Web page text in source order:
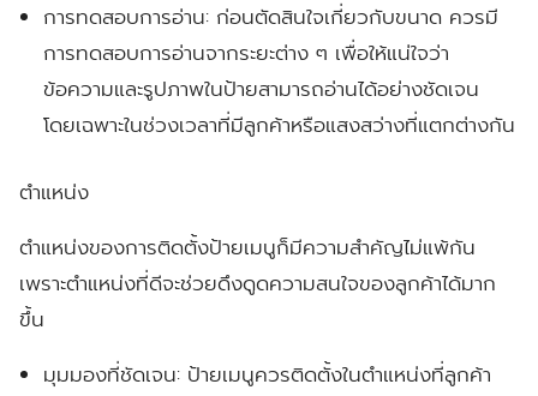
การทดสอบการอ่าน: ก่อนตัดสินใจเกี่ยวกับขนาด ควรมี
การทดสอบการอ่านจากระยะต่าง ๆ เพื่อให้แน่ใจว่า
ข้อความและรูปภาพในป้ายสามารถอ่านได้อย่างชัดเจน
โดยเฉพาะในช่วงเวลาที่มีลูกค้าหรือแสงสว่างที่แตกต่างกัน
ตำแหน่ง
ตำแหน่งของการติดตั้งป้ายเมนูก็มีความสำคัญไม่แพ้กัน
เพราะตำแหน่งที่ดีจะช่วยดึงดูดความสนใจของลูกค้าได้มาก
ขึ้น
มุมมองที่ชัดเจน: ป้ายเมนูควรติดตั้งในตำแหน่งที่ลูกค้า